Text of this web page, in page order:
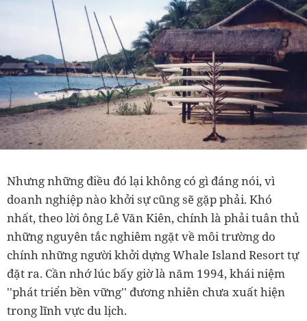
Nhưng những điều đó lại không có gì đáng nói, vì
doanh nghiệp nào khởi sự cũng sẽ gặp phải. Khó
nhất, theo lời ông Lê Văn Kiên, chính là phải tuân thủ
những nguyên tắc nghiêm ngặt về môi trường do
chính những người khởi dựng Whale Island Resort tự
đặt ra. Cần nhớ lúc bấy giờ là năm 1994, khái niệm
''phát triển bền vững'' đương nhiên chưa xuất hiện
trong lĩnh vực du lịch.